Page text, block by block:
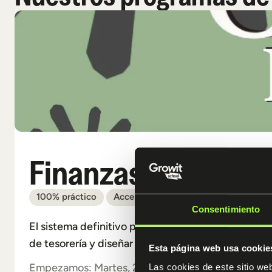
Consentimiento
Esta página web usa
Las cookies de este sitio
Finanzas con Claude
100% práctico Acceso 12 meses Triple
El sistema definitivo para CFOs, controllers,
de tesorería y diseñar tesis de inversión
Empezamos: Martes, 23 de Junio